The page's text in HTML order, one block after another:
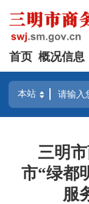
首页 概况信息
三明
市“绿都
服